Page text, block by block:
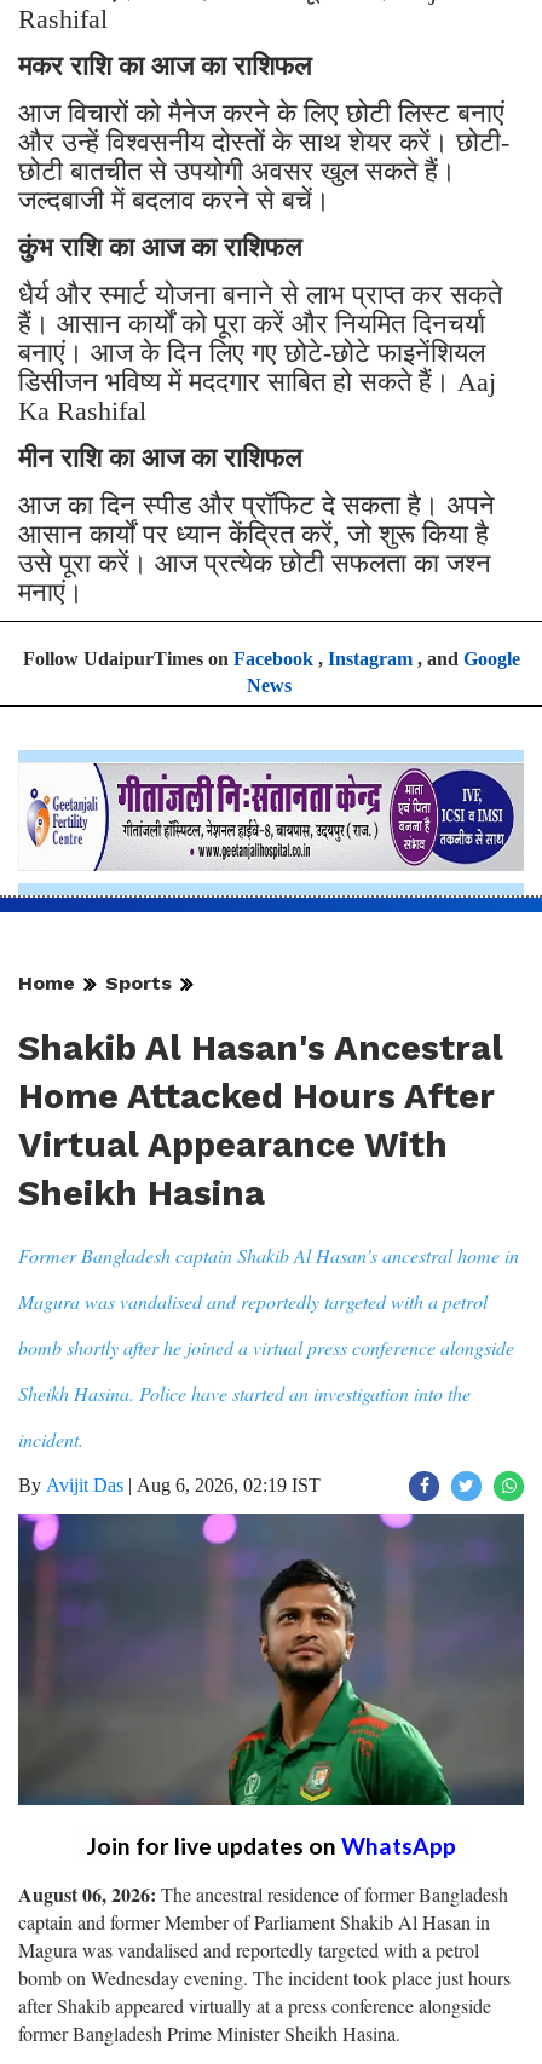
Rashifal
मकर राशि का आज का राशिफल
आज विचारों को मैनेज करने के लिए छोटी लिस्ट बनाएं
और उन्हें विश्वसनीय दोस्तों के साथ शेयर करें। छोटी-
छोटी बातचीत से उपयोगी अवसर खुल सकते हैं।
जल्दबाजी में बदलाव करने से बचें।
कुंभ राशि का आज का राशिफल
धैर्य और स्मार्ट योजना बनाने से लाभ प्राप्त कर सकते
हैं। आसान कार्यों को पूरा करें और नियमित दिनचर्या
बनाएं। आज के दिन लिए गए छोटे-छोटे फाइनेंशियल
डिसीजन भविष्य में मददगार साबित हो सकते हैं। Aaj
Ka Rashifal
मीन राशि का आज का राशिफल
आज का दिन स्पीड और प्रॉफिट दे सकता है। अपने
आसान कार्यों पर ध्यान केंद्रित करें, जो शुरू किया है
उसे पूरा करें। आज प्रत्येक छोटी सफलता का जश्न
मनाएं।
Follow UdaipurTimes on Facebook, Instagram, and Google
News
Home Sports
Shakib Al Hasan's Ancestral
Home Attacked Hours After
Virtual Appearance With
Sheikh Hasina
Former Bangladesh captain Shakib Al Hasan's ancestral home in
Magura was vandalised and reportedly targeted with a petrol
bomb shortly after he joined a virtual press conference alongside
Sheikh Hasina. Police have started an investigation into the
incident.
By Avijit Das | Aug 6, 2026, 02:19 IST
Join for live updates on WhatsApp
August 06, 2026: The ancestral residence of former Bangladesh
captain and former Member of Parliament Shakib Al Hasan in
Magura was vandalised and reportedly targeted with a petrol
bomb on Wednesday evening. The incident took place just hours
after Shakib appeared virtually at a press conference alongside
former Bangladesh Prime Minister Sheikh Hasina.